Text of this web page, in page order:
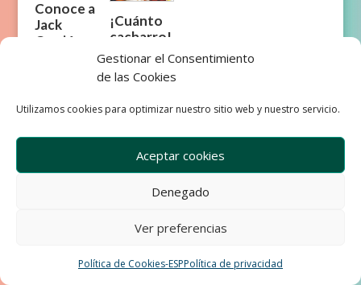
Gestionar el Consentimiento
de las Cookies
Utilizamos cookies para optimizar nuestro sitio web y nuestro servicio.
Aceptar cookies
Denegado
Ver preferencias
Política de Cookies-ESPPolítica de privacidad
Conoce a
Jack
Camión
¡Cuánto
cacharro!
Empresa
Aviso Legal
Condiciones de Venta
Política de privacidad
Política de Cookies
Development & Design by Ixole